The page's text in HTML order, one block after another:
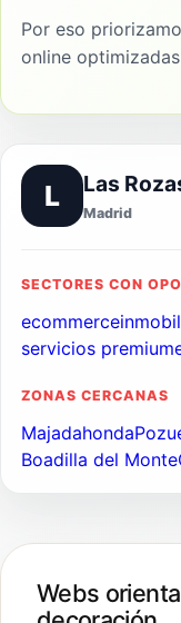
Por eso
online
L Las
Madrid
SECTORES CON
ecommerce
servicios premium
ZONAS CERCANAS
Majadahonda
Boadilla del Monte
Webs